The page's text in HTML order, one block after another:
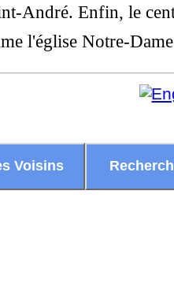
André. Enfin, le
l'église Notre-
Voisins